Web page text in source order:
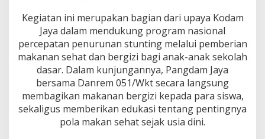
P
r
o
g
r
a
m
M
a
k
Kegiatan ini merupakan bagian dari upaya Kodam
Jaya dalam mendukung program nasional
percepatan penurunan stunting melalui pemberian
makanan sehat dan bergizi bagi anak-anak sekolah
dasar. Dalam kunjungannya, Pangdam Jaya
bersama Danrem 051/Wkt secara langsung
membagikan makanan bergizi kepada para siswa,
sekaligus memberikan edukasi tentang pentingnya
pola makan sehat sejak usia dini.